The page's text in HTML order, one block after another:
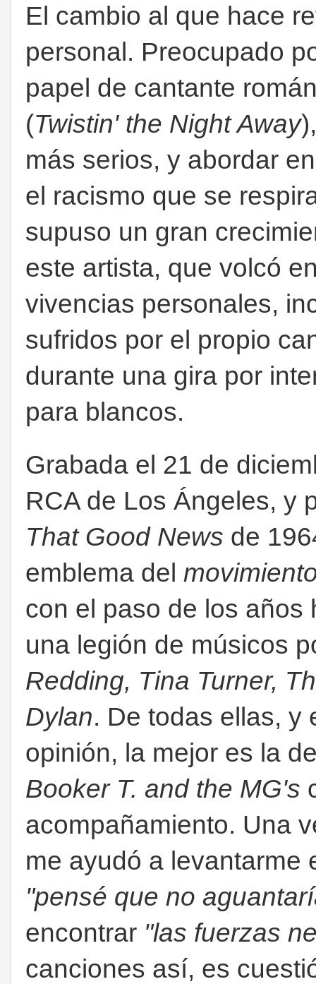
El cambio al que hace
personal. Preocupado
papel de cantante
(Twistin' the Night Away
más serios, y abordar
el racismo que se
supuso un gran
este artista, que volcó
vivencias personales,
sufridos por el propio
durante una gira por
para blancos.
Grabada el 21 de
RCA de Los Ángeles, y
That Good News de
emblema del
con el paso de los años
una legión de músicos
Redding, Tina Turner,
Dylan. De todas ellas, y
opinión, la mejor es la
Booker T. and the MG's
acompañamiento. Una
me ayudó a levantarme
"pensé que no
encontrar "las fuerzas
canciones así, es